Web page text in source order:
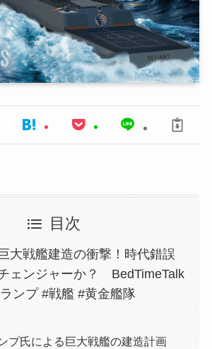
目次
大戦艦建造の衝撃！時代錯誤
ェンジャーか？ BedTimeTalk
ンプ #戦艦 #黄金艦隊
プ氏による巨大戦艦の建造計画